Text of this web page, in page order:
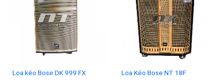
Loa kéo Bose DK 999 FX
Add to
wishlist
Loa Kéo Bose NT 18F